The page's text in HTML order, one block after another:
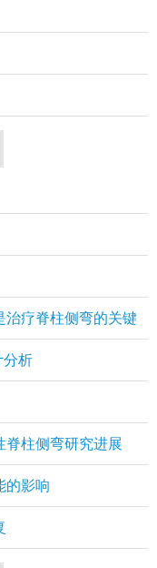
治疗脊柱侧弯的关键
析
脊柱侧弯研究进展
的影响